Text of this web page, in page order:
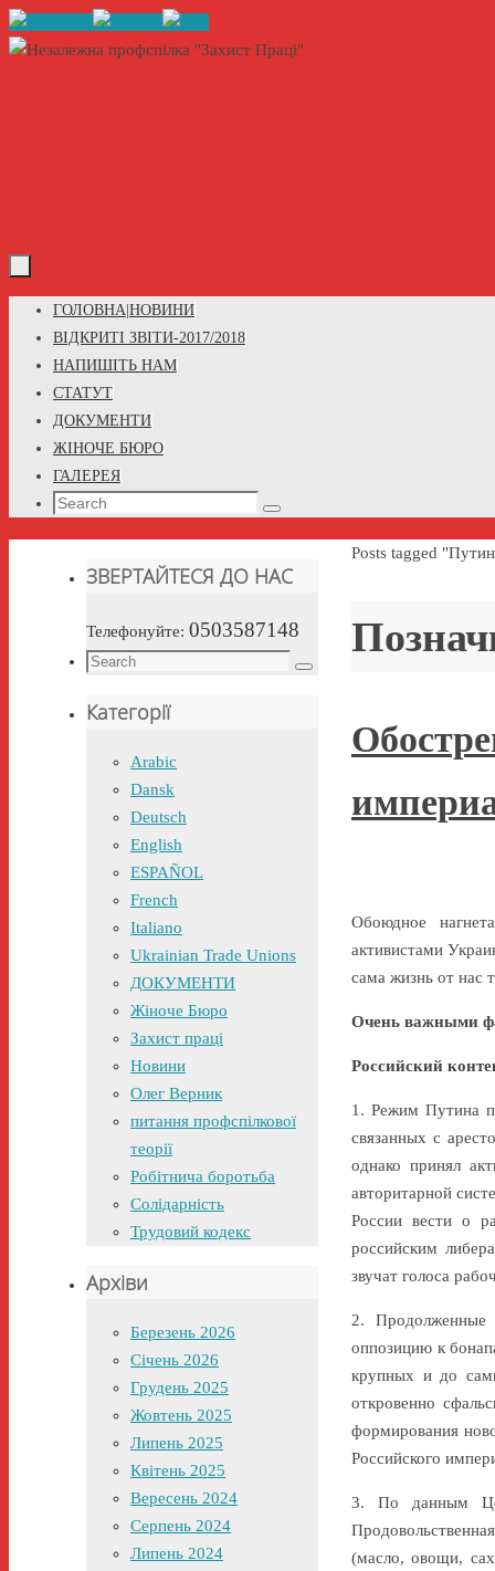
Skip
to
Skip
content
ГОЛОВНА|НОВИНИ
ВІДКРИТІ ЗВІТИ-2017/2018
НАПИШІТЬ НАМ
СТАТУТ
ДОКУМЕНТИ
ЖІНОЧЕ БЮРО
ГАЛЕРЕЯ
Search
Search
Home
Posts tagged
Обоюдное
активистами
сама жизнь от нас
Очень важными
Российский
1. Режим Путина
связанных с
однако принял
авторитарной
России вести о
российским
звучат голоса
2. Продолженные
оппозицию к
крупных и до
откровенно
формирования
Российского
3. По данным
(масло, овощи,
ЗВЕРТАЙТЕСЯ ДО НАС
Телефонуйте: 0503587148
Search
Search
Категорії
Arabic
Dansk
Deutsch
English
ESPAÑOL
French
Italiano
Ukrainian Trade Unions
ДОКУМЕНТИ
Жіноче Бюро
Захист праці
Новини
Олег Верник
питання профспілкової
теорії
Робітнича боротьба
Солідарність
Трудовий кодекс
Архіви
Березень 2026
Січень 2026
Грудень 2025
Жовтень 2025
Липень 2025
Квітень 2025
Вересень 2024
Серпень 2024
Липень 2024